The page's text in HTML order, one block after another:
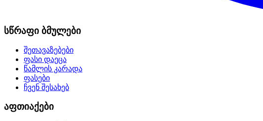
სწრაფი ბმულები
შეთავაზებები
ფასი დაეცა
წამლის კარადა
ფასები
ჩვენ შესახებ
აფთიაქები